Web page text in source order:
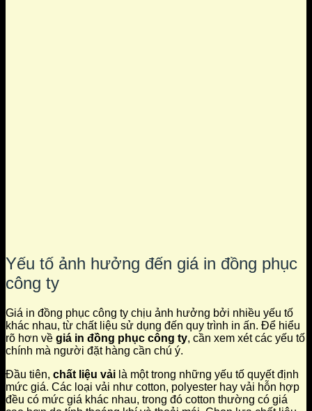
Yếu tố ảnh hưởng đến giá in đồng phục
công ty
Giá in đồng phục công ty chịu ảnh hưởng bởi nhiều yếu tố
khác nhau, từ chất liệu sử dụng đến quy trình in ấn. Để hiểu
rõ hơn về giá in đồng phục công ty, cần xem xét các yếu tố
chính mà người đặt hàng cần chú ý.
Đầu tiên, chất liệu vải là một trong những yếu tố quyết định
mức giá. Các loại vải như cotton, polyester hay vải hỗn hợp
đều có mức giá khác nhau, trong đó cotton thường có giá